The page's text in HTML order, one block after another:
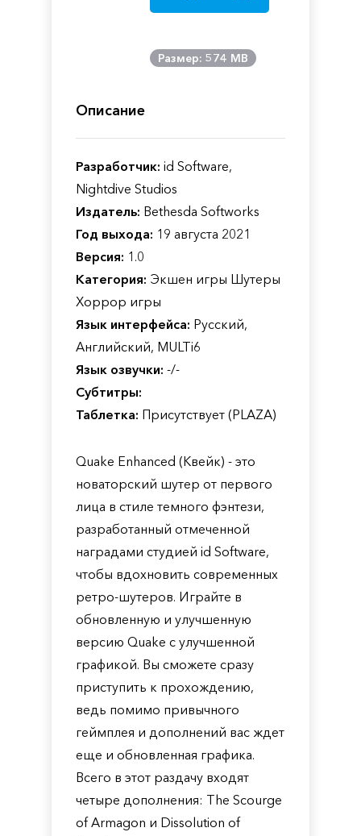
Размер: 574 MB
Описание
Разработчик: id Software,
Nightdive Studios
Издатель: Bethesda Softworks
Год выхода: 19 августа 2021
Версия: 1.0
Категория: Экшен игры Шутеры
Хоррор игры
Язык интерфейса: Русский,
Английский, MULTi6
Язык озвучки: -/-
Субтитры:
Таблетка: Присутствует (PLAZA)
Quake Enhanced (Квейк) - это
новаторский шутер от первого
лица в стиле темного фэнтези,
разработанный отмеченной
наградами студией id Software,
чтобы вдохновить современных
ретро-шутеров. Играйте в
обновленную и улучшенную
версию Quake с улучшенной
графикой. Вы сможете сразу
приступить к прохождению,
ведь помимо привычного
геймплея и дополнений вас ждет
еще и обновленная графика.
Всего в этот раздачу входят
четыре дополнения: The Scourge
of Armagon и Dissolution of